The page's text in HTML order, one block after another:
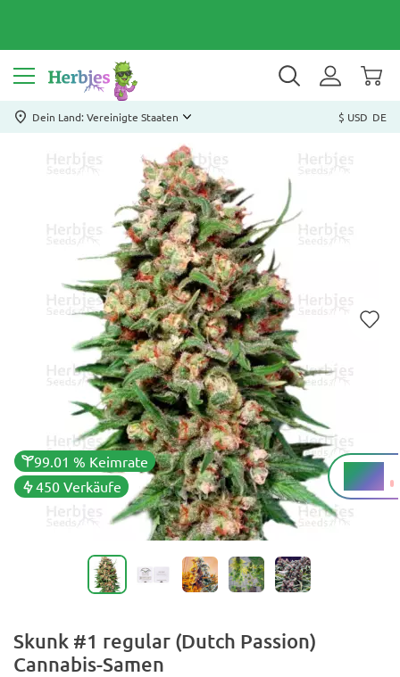
Dein Land: Vereinigte Staaten $ USD DE
99.01 % Keimrate
450 Verkäufe
8.1 %
THC
Skunk #1 regular (Dutch Passion)
Cannabis-Samen